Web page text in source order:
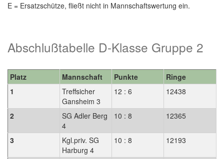
E = Ersatzschütze, fließt nicht in Mannschaftswertung ein.
Abschlußtabelle D-Klasse Gruppe 2
Platz Mannschaft Punkte
Ringe
1
Treffsicher
Gansheim 3
12 : 6 12438
2
SG Adler Berg
4
10 : 8 12365
3
Kgl.priv. SG
Harburg 4
10 : 8 12193